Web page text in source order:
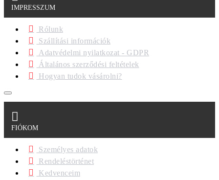
IMPRESSZUM
Rólunk
Szállítási információk
Adatvédelmi nyilatkozat - GDPR
Általános szerződési feltételek
Hogyan tudok vásárolni?
FIÓKOM
Személyes adatok
Rendeléstörténet
Kedvenceim